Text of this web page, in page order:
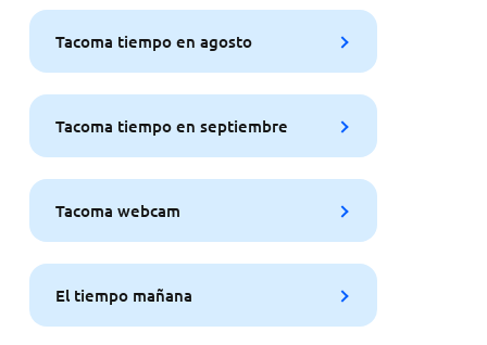
Tacoma tiempo en agosto
Tacoma tiempo en septiembre
Tacoma webcam
El tiempo mañana